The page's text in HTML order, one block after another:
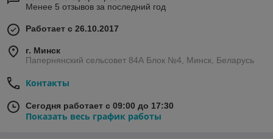
Менее 5 отзывов за последний год
Работает с 26.10.2017
г. Минск
Папернянский сельсовет 84А Блок №4, Минск, Беларусь
Контакты
Сегодня работает с 09:00 до 17:30
Показать весь график работы